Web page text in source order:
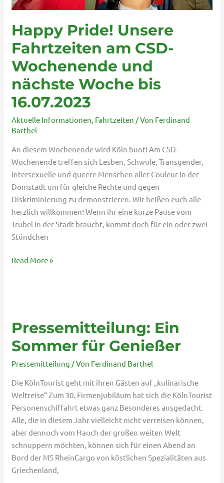
Happy Pride! Unsere
Fahrtzeiten am CSD-
Wochenende und
nächste Woche bis
16.07.2023
Aktuelle Informationen, Fahrtzeiten / Von Ferdinand
Barthel
An diesem Wochenende wird Köln bunt! Am CSD-
Wochenende treffen sich Lesben, Schwule, Transgender,
Intersexuelle und queere Menschen aller Couleur in der
Domstadt um für gleiche Rechte und gegen
Diskriminierung zu demonstrieren. Wir heißen euch alle
herzlich willkommen! Wenn ihr eine kurze Pause vom
Trubel in der Stadt braucht, kommt doch für ein oder zwei
Stündchen
bis
Read More »
Pressemitteilung: Ein
Sommer für Genießer
Pressemitteilung / Von Ferdinand Barthel
Die KölnTourist geht mit ihren Gästen auf „kulinarische
Weltreise“ Zum 30. Firmenjubiläum hat sich die KölnTourist
Personenschiffahrt etwas ganz Besonderes ausgedacht.
Alle, die in diesem Jahr vielleicht nicht verreisen können,
aber dennoch vom Hauch der großen weiten Welt
schnuppern möchten, können sich für einen Abend an
Bord der MS RheinCargo von köstlichen Spezialitäten aus
Griechenland,
Sommer
für
Genießer